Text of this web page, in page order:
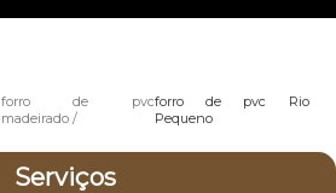
forro de pvc
madeirado
forro de pvc Rio
Pequeno
Serviços